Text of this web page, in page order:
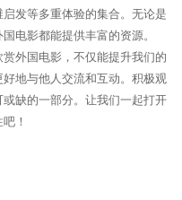
发等多重体验的集合。无论是
电影都能提供丰富的资源。
外国电影，不仅能提升我们的
地与他人交流和互动。积极观
缺的一部分。让我们一起打开
！